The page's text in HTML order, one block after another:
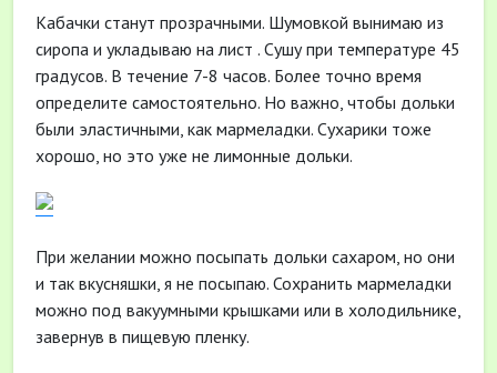
Кабачки станут прозрачными. Шумовкой вынимаю из
сиропа и укладываю на лист . Сушу при температуре 45
градусов. В течение 7-8 часов. Более точно время
определите самостоятельно. Но важно, чтобы дольки
были эластичными, как мармеладки. Сухарики тоже
хорошо, но это уже не лимонные дольки.
При желании можно посыпать дольки сахаром, но они
и так вкусняшки, я не посыпаю. Сохранить мармеладки
можно под вакуумными крышками или в холодильнике,
завернув в пищевую пленку.